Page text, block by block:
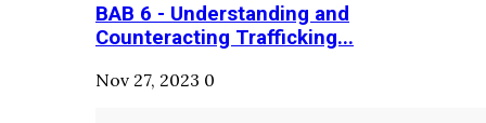
BAB 6 - Understanding and
Counteracting Trafficking...
Nov 27, 2023 0